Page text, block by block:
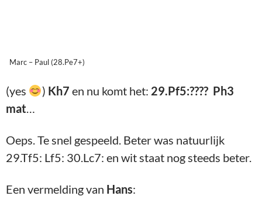
Marc – Paul (28.Pe7+)
(yes ) Kh7 en nu komt het: 29.Pf5:???? Ph3
mat…
Oeps. Te snel gespeeld. Beter was natuurlijk
29.Tf5: Lf5: 30.Lc7: en wit staat nog steeds beter.
Een vermelding van Hans: